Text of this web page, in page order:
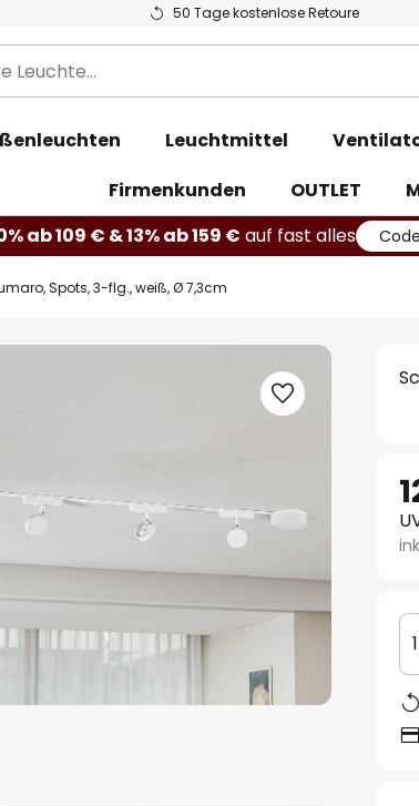
50 Tage kostenlose Retoure
Leuchtmittel
Firmenkunden
OUTLET
ab 109 € & 13% ab 159 € auf fast alles
Spots, 3-flg., weiß, Ø 7,3cm
1